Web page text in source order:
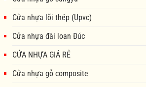
Cửa nhựa lõi thép (Upvc)
Cửa nhựa đài loan Đúc
CỬA NHỰA GIÁ RẺ
Cửa nhựa gỗ composite